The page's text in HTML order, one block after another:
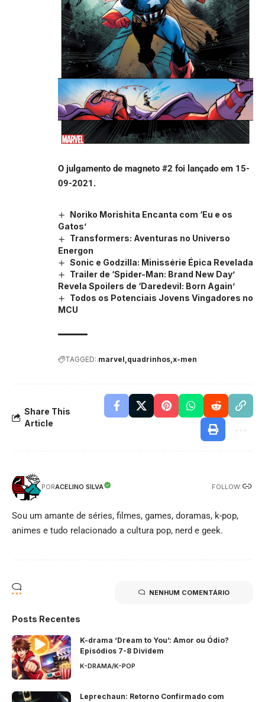
O julgamento de magneto #2 foi lançado em 15-
09-2021.
Noriko Morishita Encanta com ‘Eu e os
Gatos’
Transformers: Aventuras no Universo
Energon
Sonic e Godzilla: Minissérie Épica Revelada
Trailer de ‘Spider-Man: Brand New Day’
Revela Spoilers de ‘Daredevil: Born Again’
Todos os Potenciais Jovens Vingadores no
MCU
TAGGED: marvel quadrinhos x-men
Share This
Article
PORACELINO SILVA FOLLOW:
Sou um amante de séries, filmes, games, doramas, k-pop,
animes e tudo relacionado a cultura pop, nerd e geek.
NENHUM COMENTÁRIO
Posts Recentes
K-drama ‘Dream to You’: Amor ou Ódio?
Episódios 7-8 Dividem
K-DRAMA/K-POP
Leprechaun: Retorno Confirmado com